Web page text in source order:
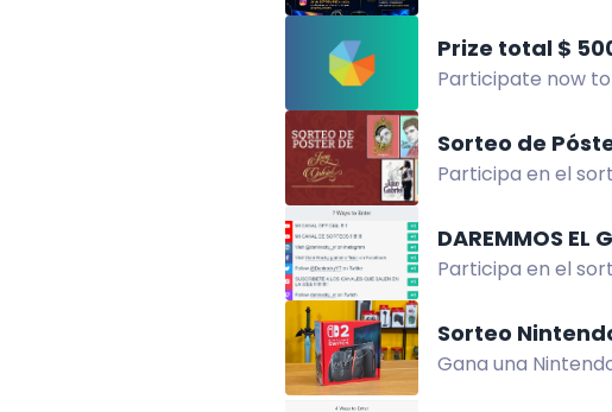
Prize total $
Participate now
Sorteo de
Participa en el
DAREMMOS EL
Participa en el
Sorteo
Gana una